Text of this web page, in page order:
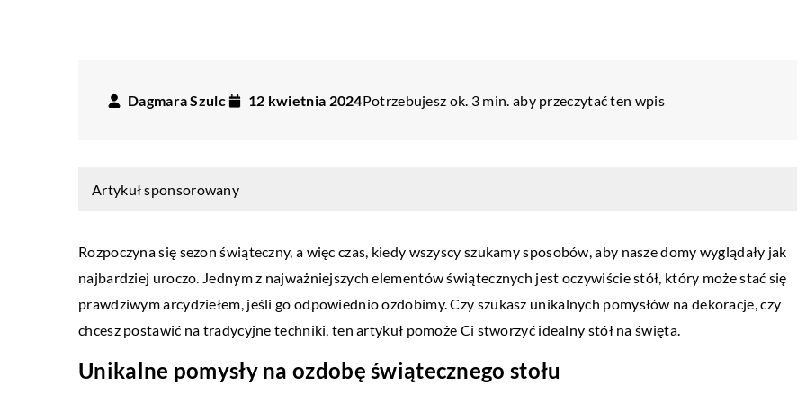
Dagmara Szulc 12 kwietnia 2024Potrzebujesz ok. 3 min. aby przeczytać ten wpis
Artykuł sponsorowany
Rozpoczyna się sezon świąteczny, a więc czas, kiedy wszyscy szukamy sposobów, aby nasze domy wyglądały jak
najbardziej uroczo. Jednym z najważniejszych elementów świątecznych jest oczywiście stół, który może stać się
prawdziwym arcydziełem, jeśli go odpowiednio ozdobimy. Czy szukasz unikalnych pomysłów na dekoracje, czy
chcesz postawić na tradycyjne techniki, ten artykuł pomoże Ci stworzyć idealny stół na święta.
Unikalne pomysły na ozdobę świątecznego stołu
INNE
07 listopada 2025
SMART DOM
31 marca 2023